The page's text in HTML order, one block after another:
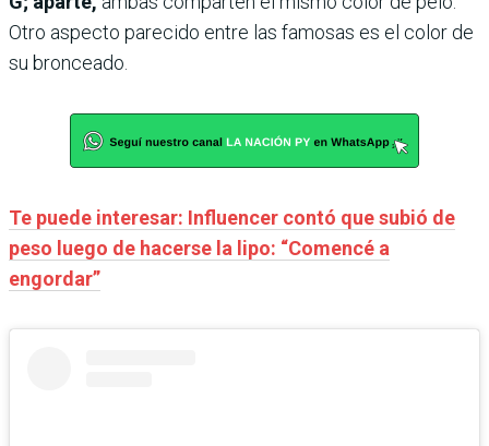
Otro aspecto parecido entre las famosas es el color de
su bronceado.
Te puede interesar: Influencer contó que subió de
peso luego de hacerse la lipo: “Comencé a
engordar”